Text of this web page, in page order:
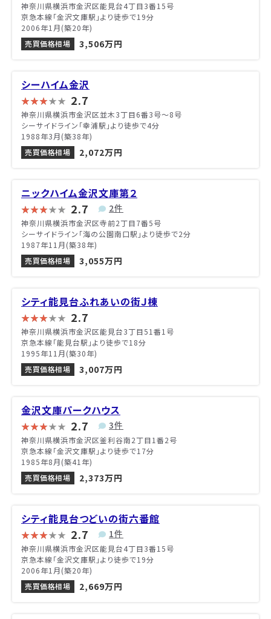
神奈川県横浜市金沢区能見台4丁目3番15号
京急本線「金沢文庫駅」より徒歩で19分
2006年1月(築20年)
売買価格相場
3,506万円
シーハイム金沢
2.7
神奈川県横浜市金沢区並木3丁目6番3号〜8号
シーサイドライン「幸浦駅」より徒歩で4分
1988年3月(築38年)
売買価格相場
2,072万円
ニックハイム金沢文庫第２
2.7 2件
神奈川県横浜市金沢区寺前2丁目7番5号
シーサイドライン「海の公園南口駅」より徒歩で2分
1987年11月(築38年)
売買価格相場
3,055万円
シティ能見台ふれあいの街Ｊ棟
2.7
神奈川県横浜市金沢区能見台3丁目51番1号
京急本線「能見台駅」より徒歩で18分
1995年11月(築30年)
売買価格相場
3,007万円
金沢文庫パークハウス
2.7 3件
神奈川県横浜市金沢区釜利谷南2丁目1番2号
京急本線「金沢文庫駅」より徒歩で17分
1985年8月(築41年)
売買価格相場
2,373万円
シティ能見台つどいの街六番館
2.7 1件
神奈川県横浜市金沢区能見台4丁目3番15号
京急本線「金沢文庫駅」より徒歩で19分
2006年1月(築20年)
売買価格相場
2,669万円